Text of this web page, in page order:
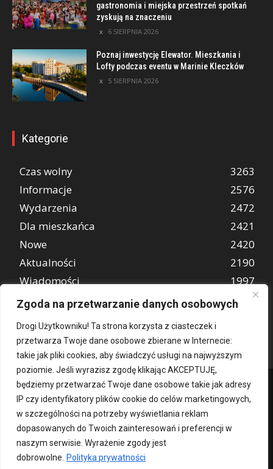
Zgoda na przetwarzanie danych osobowych
Drogi Użytkowniku! Ta strona korzysta z ciasteczek i
przetwarza Twoje dane osobowe zbierane w Internecie:
takie jak pliki cookies, aby świadczyć usługi na najwyższym
poziomie. Jeśli wyrazisz zgodę klikając AKCEPTUJĘ,
będziemy przetwarzać Twoje dane osobowe takie jak adresy
IP czy identyfikatory plików cookie do celów marketingowych,
w szczególności na potrzeby wyświetlania reklam
dopasowanych do Twoich zainteresowań i preferencji w
naszym serwisie. Wyrażenie zgody jest
dobrowolne.
Polityka prywatności
gastronomia i miejska przestrzeń spotkań
zyskują na znaczeniu
6 SIERPNIA 2026
Poznaj inwestycję Elewator. Mieszkania i
Lofty podczas eventu w Marinie Kleczków
5 SIERPNIA 2026
Kategorie
Czas wolny
3263
Informacje
2576
Wydarzenia
2472
Dla mieszkańca
2421
Nowe
2420
Aktualności
2190
Wiadomości
1997
REKLAMA
849
Kontakt O nas Patronat medialny